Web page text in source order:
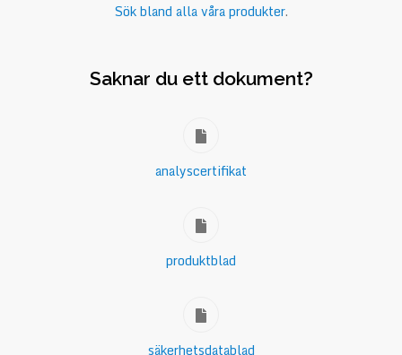
Sök bland alla våra produkter.
Saknar du ett dokument?
analyscertifikat
produktblad
säkerhetsdatablad